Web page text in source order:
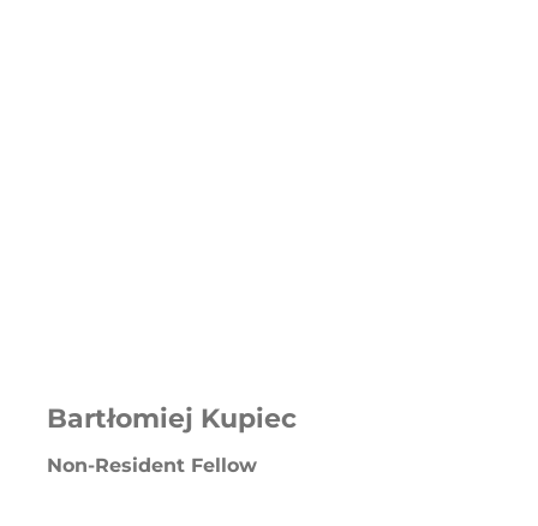
Bartłomiej Kupiec
Non-Resident Fellow